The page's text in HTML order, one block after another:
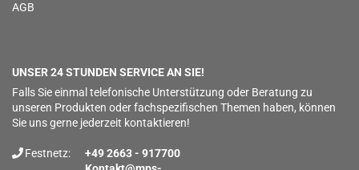
AGB
UNSER 24 STUNDEN SERVICE AN SIE!
Falls Sie einmal telefonische Unterstützung oder Beratung zu
unseren Produkten oder fachspezifischen Themen haben, können
Sie uns gerne jederzeit kontaktieren!
Festnetz:
+49 2663 - 917700